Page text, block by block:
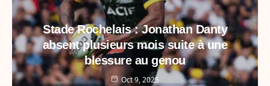
Stade Rochelais : Jonathan Danty
absent plusieurs mois suite à une
blessure au genou
Oct 9, 2025